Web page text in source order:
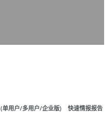
(单用户/多用户/企业版)
快速情报报告